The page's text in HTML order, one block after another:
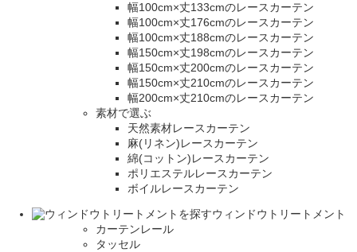
幅100cm×丈133cmのレースカーテン
幅100cm×丈176cmのレースカーテン
幅100cm×丈188cmのレースカーテン
幅150cm×丈198cmのレースカーテン
幅150cm×丈200cmのレースカーテン
幅150cm×丈210cmのレースカーテン
幅200cm×丈210cmのレースカーテン
素材で選ぶ
天然素材レースカーテン
麻(リネン)レースカーテン
綿(コットン)レースカーテン
ポリエステルレースカーテン
ボイルレースカーテン
ウィンドウトリートメント
カーテンレール
タッセル